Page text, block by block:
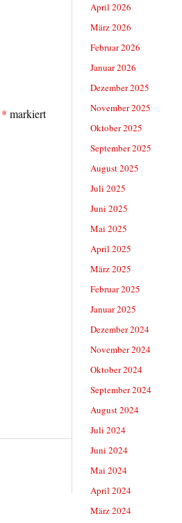
* markiert
April 2026
März 2026
Februar 2026
Januar 2026
Dezember 2025
November 2025
Oktober 2025
September 2025
August 2025
Juli 2025
Juni 2025
Mai 2025
April 2025
März 2025
Februar 2025
Januar 2025
Dezember 2024
November 2024
Oktober 2024
September 2024
August 2024
Juli 2024
Juni 2024
Mai 2024
April 2024
März 2024